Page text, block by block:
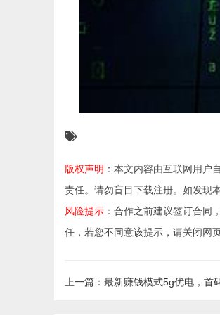
版权声明 ：本文内容由互联网用户
责任。请勿盲目下载注册。如发现
风险提示 ：合作之前建议签订合同
任，若您不同意该提示，请关闭网
上一篇：最新赚钱模式5g优电，首